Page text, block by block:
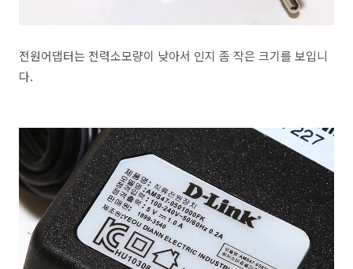
전원어댑터는 전력소모량이 낮아서 인지 좀 작은 크기를 보입니
다.